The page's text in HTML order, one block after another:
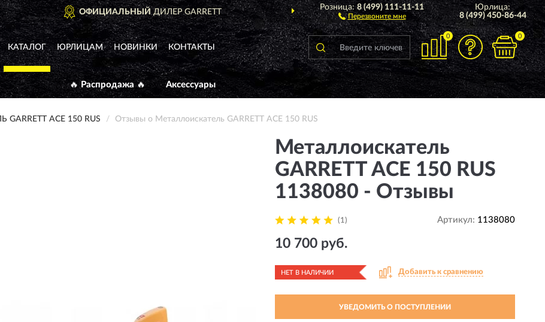
ОФИЦИАЛЬНЫЙ ДИЛЕР GARRETT ДОСТАВИМПО ВСЕЙ РОССИИ
Розница:8 (499) 111-11-11
Перезвоните мне
Юрлица:
8 (499) 450-86-44
КАТАЛОГ ЮРЛИЦАМ НОВИНКИ КОНТАКТЫ
0 0
🔥 Распродажа 🔥 Аксессуары
ACE 150 RUS Отзывы о Металлоискатель GARRETT ACE 150 RUS
Металлоискатель
GARRETT ACE 150 RUS
1138080 - Отзывы
(1) Артикул: 1138080
10 700 руб.
НЕТ В НАЛИЧИИ Добавить к сравнению
УВЕДОМИТЬ О ПОСТУПЛЕНИИ